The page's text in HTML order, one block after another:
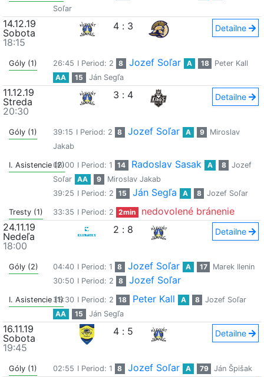
Soľar
14.12.19
Sobota
18:15
4 : 3 Detailne
Góly (1) 26:45 I Period: 2 8 Jozef Soľar A 18
Peter Kall
AA
15 Ján Segľa
11.12.19
Streda
20:30
3 : 4 Detailne
Góly (1) 39:15 I Period: 2 8 Jozef Soľar A 9
Miroslav
Jakab
I. Asistencie (2)06:00 I Period: 1 14 Radoslav Sasak A 8
Jozef
Soľar
AA 9
Miroslav Jakab
39:25 I Period: 2 15 Ján Segľa A 8 Jozef Soľar
Tresty (1) 33:35 I Period: 2 2min
nedovolené bránenie
24.11.19
Nedeľa
18:00
2 : 8 Detailne
Góly (2) 04:40 I Period: 1 8 Jozef Soľar A 17
Marek Ilenin
30:50 I Period: 2 8 Jozef Soľar
I. Asistencie (1)35:30 I Period: 2 18 Peter Kall A 8
Jozef Soľar
AA
15 Ján Segľa
16.11.19
Sobota
19:45
4 : 5 Detailne
Góly (1) 02:55 I Period: 1 8 Jozef Soľar A 79 Ján Špišak